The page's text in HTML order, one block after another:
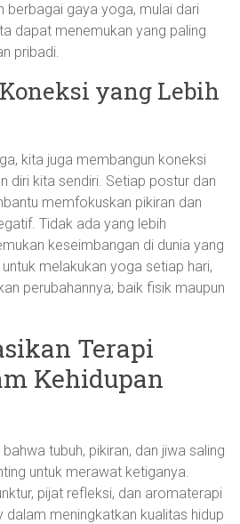
berbagai gaya yoga, mulai dari
dapat menemukan yang paling
pribadi.
yang Lebih
kita juga membangun koneksi
diri kita sendiri. Setiap postur dan
memfokuskan pikiran dan
Tidak ada yang lebih
keseimbangan di dunia yang
melakukan yoga setiap hari,
perubahannya; baik fisik maupun
Terapi
Kehidupan
tubuh, pikiran, dan jiwa saling
untuk merawat ketiganya.
pijat refleksi, dan aromaterapi
dalam meningkatkan kualitas hidup